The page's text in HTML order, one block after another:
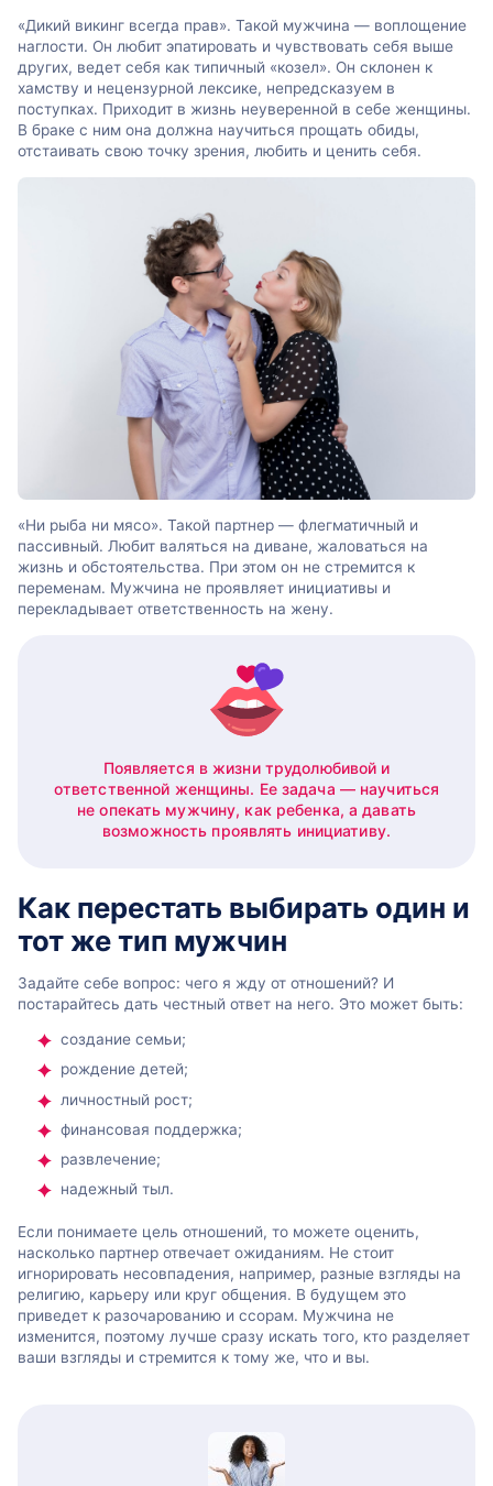
«Дикий викинг всегда прав». Такой мужчина — воплощение
наглости. Он любит эпатировать и чувствовать себя выше
других, ведет себя как типичный «козел». Он склонен к
хамству и нецензурной лексике, непредсказуем в
поступках. Приходит в жизнь неуверенной в себе женщины.
В браке с ним она должна научиться прощать обиды,
отстаивать свою точку зрения, любить и ценить себя.
«Ни рыба ни мясо». Такой партнер — флегматичный и
пассивный. Любит валяться на диване, жаловаться на
жизнь и обстоятельства. При этом он не стремится к
переменам. Мужчина не проявляет инициативы и
перекладывает ответственность на жену.
Появляется в жизни трудолюбивой и
ответственной женщины. Ее задача — научиться
не опекать мужчину, как ребенка, а давать
возможность проявлять инициативу.
Как перестать выбирать один и
тот же тип мужчин
Задайте себе вопрос: чего я жду от отношений? И
постарайтесь дать честный ответ на него. Это может быть:
создание семьи;
рождение детей;
личностный рост;
финансовая поддержка;
развлечение;
надежный тыл.
Если понимаете цель отношений, то можете оценить,
насколько партнер отвечает ожиданиям. Не стоит
игнорировать несовпадения, например, разные взгляды на
религию, карьеру или круг общения. В будущем это
приведет к разочарованию и ссорам. Мужчина не
изменится, поэтому лучше сразу искать того, кто разделяет
ваши взгляды и стремится к тому же, что и вы.